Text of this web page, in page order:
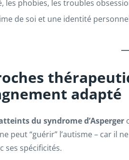
les phobies, les troubles
de soi et une identité
adapté
du syndrome d’Asperger
peut “guérir” l’autisme – car il
ses spécificités.